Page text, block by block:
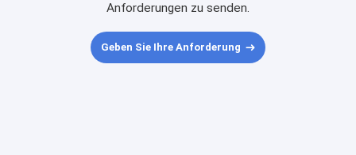
Anforderungen zu senden.
Geben Sie Ihre Anforderung